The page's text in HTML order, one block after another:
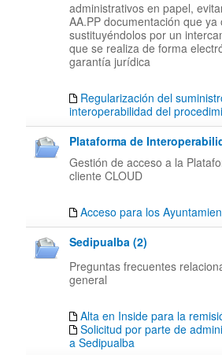
administrativos en papel,
AA.PP documentación que
sustituyéndolos por un
que se realiza de forma
garantía jurídica
Regularización del
interoperabilidad del
Plataforma de
Gestión de acceso a la
cliente CLOUD
Acceso para los
Sedipualba (2)
Preguntas frecuentes
general
Alta en Inside para la
Solicitud por parte de
a Sedipualba